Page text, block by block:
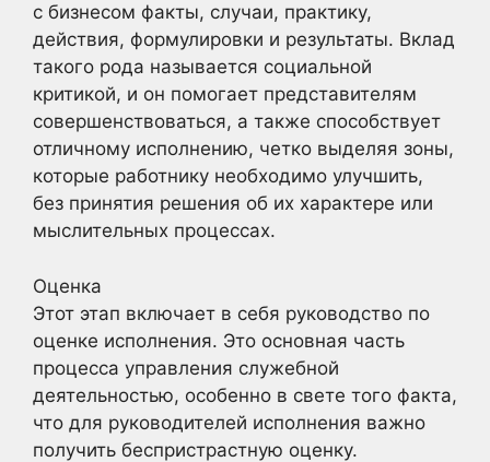
с бизнесом факты, случаи, практику,
действия, формулировки и результаты. Вклад
такого рода называется социальной
критикой, и он помогает представителям
совершенствоваться, а также способствует
отличному исполнению, четко выделяя зоны,
которые работнику необходимо улучшить,
без принятия решения об их характере или
мыслительных процессах.
Оценка
Этот этап включает в себя руководство по
оценке исполнения. Это основная часть
процесса управления служебной
деятельностью, особенно в свете того факта,
что для руководителей исполнения важно
получить беспристрастную оценку.